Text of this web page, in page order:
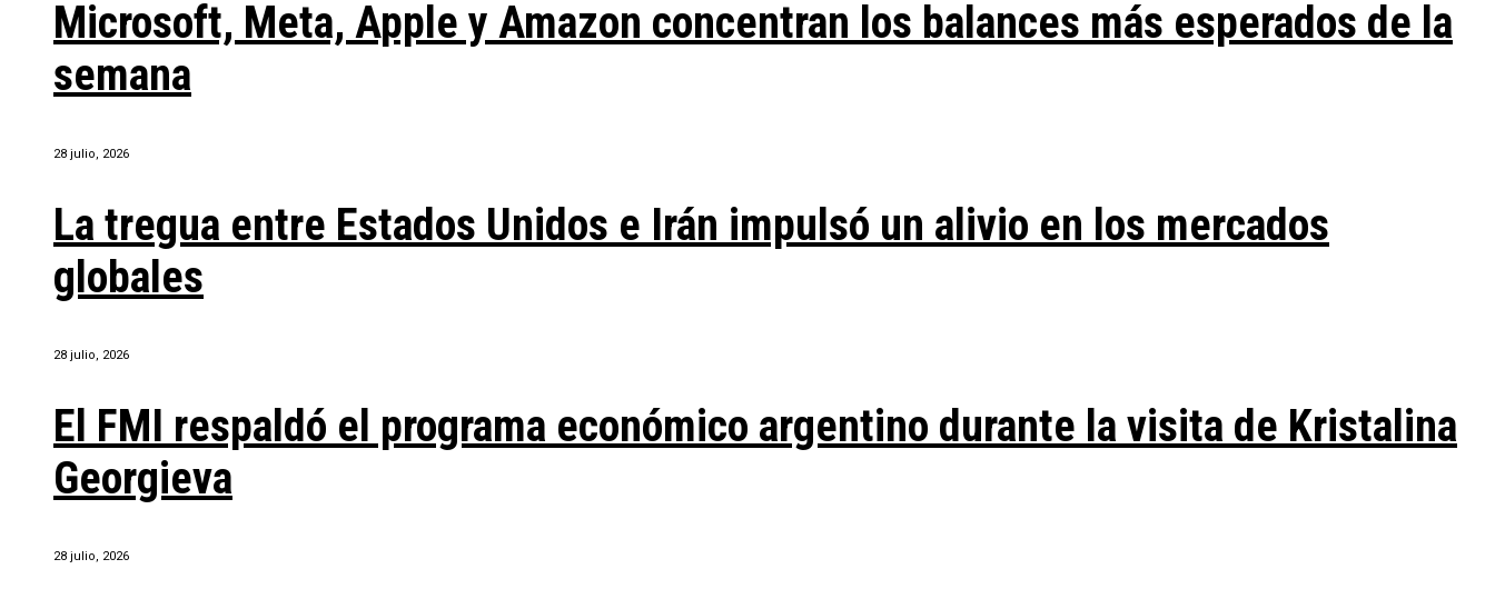
Microsoft, Meta, Apple y Amazon concentran los balances más esperados de la
semana
28 julio, 2026
La tregua entre Estados Unidos e Irán impulsó un alivio en los mercados
globales
28 julio, 2026
El FMI respaldó el programa económico argentino durante la visita de Kristalina
Georgieva
28 julio, 2026